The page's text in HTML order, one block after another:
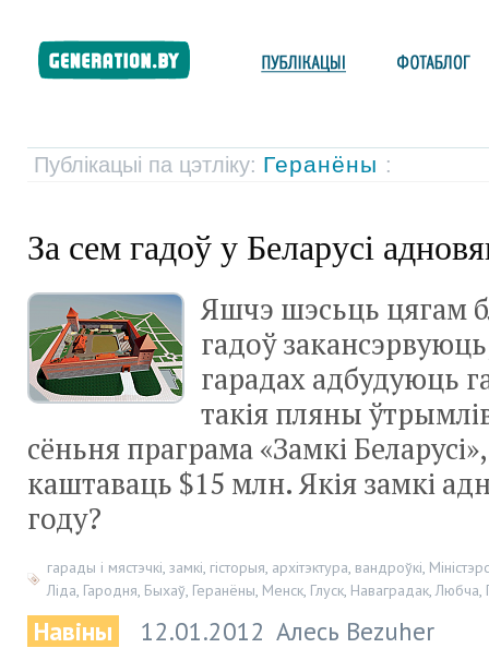
Публікацыі па цэтліку: Геранёны :
За сем гадоў у Беларусі
Яшчэ шэсьць цягам
гадоў
гарадах адбудуюць
такія пляны
сёньня праграма «Замкі
каштаваць $15 млн. Якія замкі
году?
гарады і мястэчкі, замкі, гісторыя, архітэктура, вандроўкі,
Ліда, Гародня, Быхаў, Геранёны, Менск, Глуск, Наваградак,Любча,
Навіны 12.01.2012 Алесь Bezuher